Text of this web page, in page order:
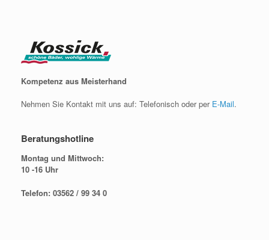
Kompetenz aus Meisterhand
Nehmen Sie Kontakt mit uns auf: Telefonisch oder per E-Mail.
Beratungshotline
Montag und Mittwoch:
10 -16 Uhr
Telefon: 03562 / 99 34 0